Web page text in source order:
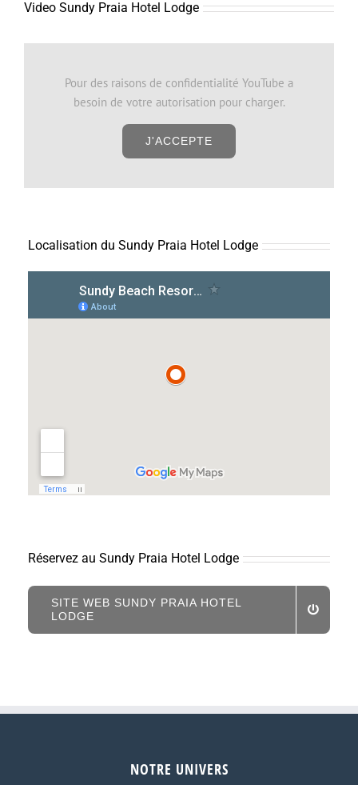
Video Sundy Praia Hotel Lodge
Pour des raisons de confidentialité YouTube a
besoin de votre autorisation pour charger.
J'ACCEPTE
Localisation du Sundy Praia Hotel Lodge
Réservez au Sundy Praia Hotel Lodge
SITE WEB SUNDY PRAIA HOTEL
LODGE
NOTRE UNIVERS